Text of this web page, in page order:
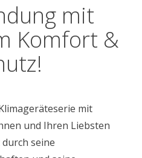
mit
Komfort &
mit
und Ihren Liebsten
seine